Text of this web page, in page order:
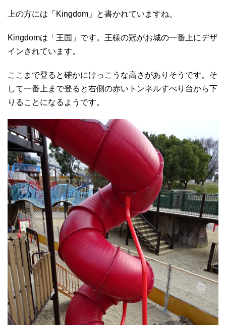
上の方には「Kingdom」と書かれていますね。
Kingdomは「王国」です。王様の冠がお城の一番上にデザ
インされています。
ここまで登ると確かにけっこうな高さがありそうです。そ
して一番上まで登ると右側の赤いトンネルすべり台から下
りることになるようです。